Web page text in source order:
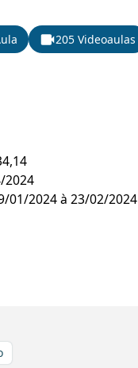
205 Videoaulas
2024
01/2024 à 23/02/2024